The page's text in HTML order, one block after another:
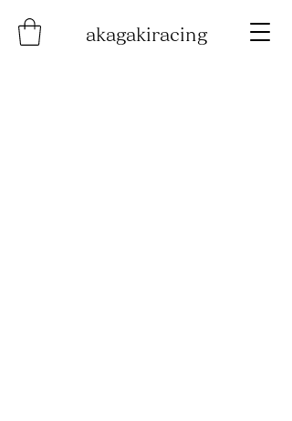
akagakiracing